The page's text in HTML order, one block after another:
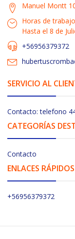
Manuel Montt
Horas de
Hasta el 8 de
+56956379372
SERVICIO AL
Contacto: telefono
CATEGORÍAS
Contacto
ENLACES RÁPIDOS
+56956379372